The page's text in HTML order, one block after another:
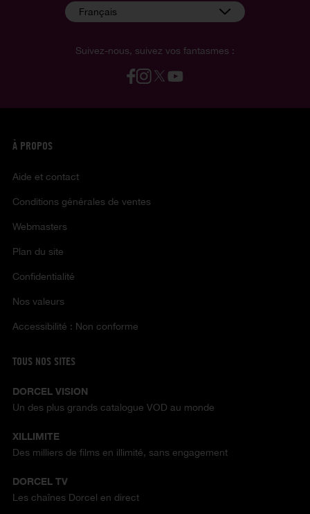
Suivez-nous, suivez vos fantasmes :
Français
À PROPOS
Aide et contact
Conditions générales de ventes
Webmasters
Plan du site
Confidentialité
Nos valeurs
Accessibilité : Non conforme
TOUS NOS SITES
DORCEL VISION
Un des plus grands catalogue VOD au monde
XILLIMITE
Des milliers de films en illimité, sans engagement
DORCEL TV
Les chaînes Dorcel en direct